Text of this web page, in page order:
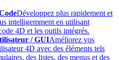
Développez plus rapidement et
intelligemment en utilisant
4D et les outils intégrés.
/ GUIAméliorez vos
4D avec des éléments tels
des listes, des menus et des